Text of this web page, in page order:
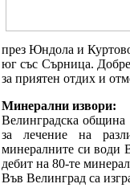
през Юндола и
юг със Сърница.
за приятен отдих и
Минерални извори:
Велинградска община
за лечение на
минералните си води
дебит на 80-те
Във Велинград са